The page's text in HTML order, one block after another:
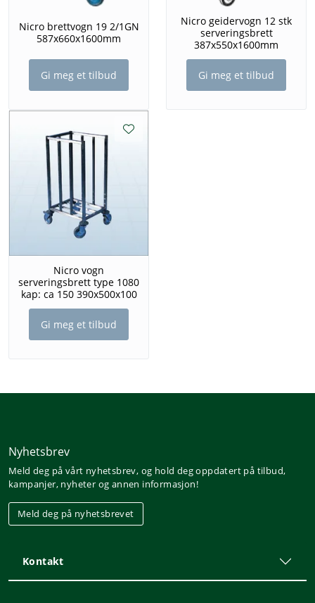
Nicro brettvogn 19 2/1GN
587x660x1600mm
Gi meg et tilbud
Nicro geidervogn 12 stk
serveringsbrett
387x550x1600mm
Gi meg et tilbud
Nicro vogn
serveringsbrett type 1080
kap: ca 150 390x500x100
Gi meg et tilbud
Nyhetsbrev
Meld deg på vårt nyhetsbrev, og hold deg oppdatert på tilbud,
kampanjer, nyheter og annen informasjon!
Meld deg på nyhetsbrevet
Kontakt